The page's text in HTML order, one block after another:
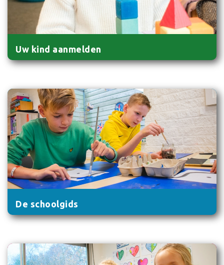
Uw kind aanmelden
De schoolgids